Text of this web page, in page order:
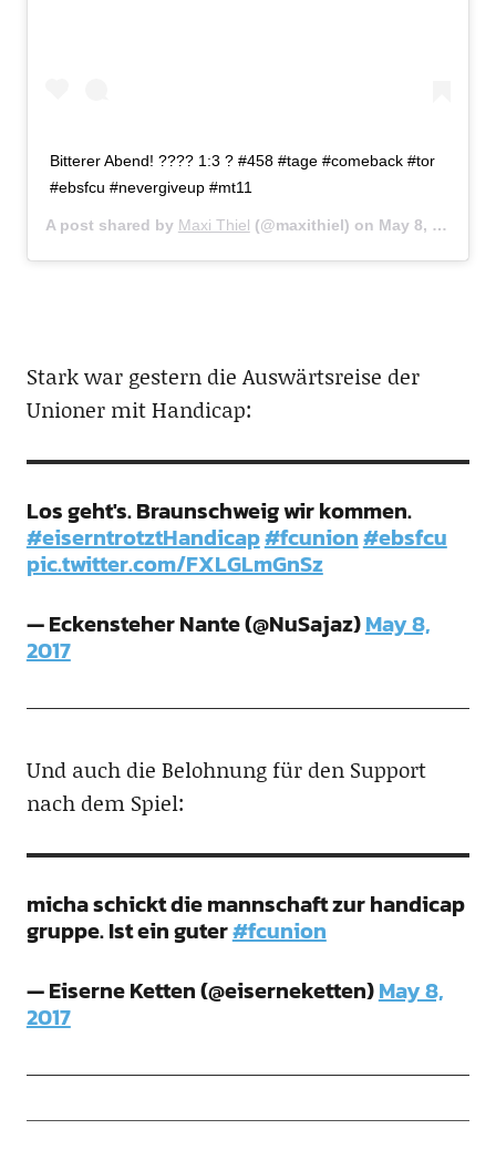
Bitterer Abend! ???? 1:3 ? #458 #tage #comeback #tor
#ebsfcu #nevergiveup #mt11
A post shared by Maxi Thiel (@maxithiel) on May 8, 2017 at 1:42pm PDT
Stark war gestern die Auswärtsreise der
Unioner mit Handicap:
Los geht's. Braunschweig wir kommen.
#eiserntrotztHandicap#fcunion#ebsfcu
pic.twitter.com/FXLGLmGnSz
— Eckensteher Nante (@NuSajaz)May 8,
2017
Und auch die Belohnung für den Support
nach dem Spiel:
micha schickt die mannschaft zur handicap
gruppe. Ist ein guter#fcunion
— Eiserne Ketten (@eiserneketten)May 8,
2017